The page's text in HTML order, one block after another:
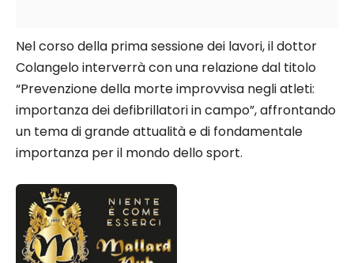
Nel corso della prima sessione dei lavori, il dottor
Colangelo interverrà con una relazione dal titolo
“Prevenzione della morte improvvisa negli atleti:
importanza dei defibrillatori in campo”, affrontando
un tema di grande attualità e di fondamentale
importanza per il mondo dello sport.